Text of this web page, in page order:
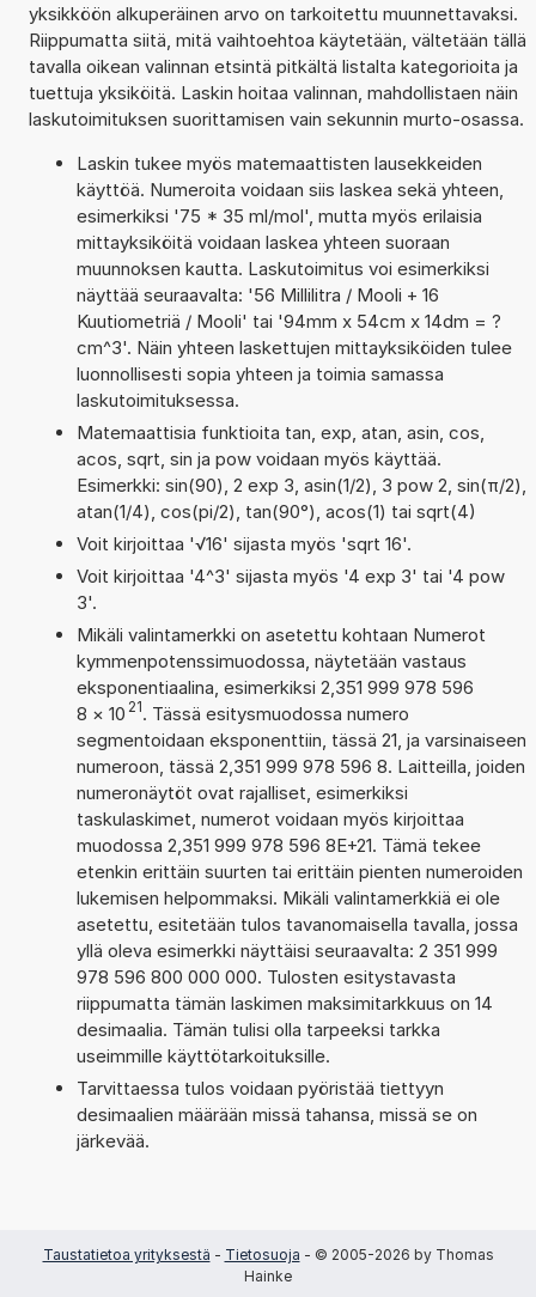
yksikköön alkuperäinen arvo on tarkoitettu muunnettavaksi.
Riippumatta siitä, mitä vaihtoehtoa käytetään, vältetään tällä
tavalla oikean valinnan etsintä pitkältä listalta kategorioita ja
tuettuja yksiköitä. Laskin hoitaa valinnan, mahdollistaen näin
laskutoimituksen suorittamisen vain sekunnin murto-osassa.
Laskin tukee myös matemaattisten lausekkeiden
käyttöä. Numeroita voidaan siis laskea sekä yhteen,
esimerkiksi '75 * 35 ml/mol', mutta myös erilaisia
mittayksiköitä voidaan laskea yhteen suoraan
muunnoksen kautta. Laskutoimitus voi esimerkiksi
näyttää seuraavalta: '56 Millilitra / Mooli + 16
Kuutiometriä / Mooli' tai '94mm x 54cm x 14dm = ?
cm^3'. Näin yhteen laskettujen mittayksiköiden tulee
luonnollisesti sopia yhteen ja toimia samassa
laskutoimituksessa.
Matemaattisia funktioita tan, exp, atan, asin, cos,
acos, sqrt, sin ja pow voidaan myös käyttää.
Esimerkki: sin(90), 2 exp 3, asin(1/2), 3 pow 2, sin(π/2),
atan(1/4), cos(pi/2), tan(90°), acos(1) tai sqrt(4)
Voit kirjoittaa '√16' sijasta myös 'sqrt 16'.
Voit kirjoittaa '4^3' sijasta myös '4 exp 3' tai '4 pow
3'.
Mikäli valintamerkki on asetettu kohtaan Numerot
kymmenpotenssimuodossa, näytetään vastaus
eksponentiaalina, esimerkiksi 2,351 999 978 596
8 × 10 21. Tässä esitysmuodossa numero
segmentoidaan eksponenttiin, tässä 21, ja varsinaiseen
numeroon, tässä 2,351 999 978 596 8. Laitteilla, joiden
numeronäytöt ovat rajalliset, esimerkiksi
taskulaskimet, numerot voidaan myös kirjoittaa
muodossa 2,351 999 978 596 8E+21. Tämä tekee
etenkin erittäin suurten tai erittäin pienten numeroiden
lukemisen helpommaksi. Mikäli valintamerkkiä ei ole
asetettu, esitetään tulos tavanomaisella tavalla, jossa
yllä oleva esimerkki näyttäisi seuraavalta: 2 351 999
978 596 800 000 000. Tulosten esitystavasta
riippumatta tämän laskimen maksimitarkkuus on 14
desimaalia. Tämän tulisi olla tarpeeksi tarkka
useimmille käyttötarkoituksille.
Tarvittaessa tulos voidaan pyöristää tiettyyn
desimaalien määrään missä tahansa, missä se on
järkevää.
Taustatietoa yrityksestä - Tietosuoja - © 2005-2026 by Thomas
Hainke